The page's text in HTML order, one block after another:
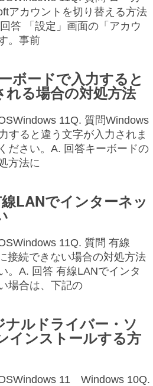
アカウントを切り替える方法
答 「設定」画面の「アカウ
。事前
ボードで入力すると
れる場合の対処方法
11Q. 質問Windows
すると違う文字が入力されま
ださい。A. 回答キーボードの
方法に
LANでインターネッ
11Q. 質問 有線
接続できない場合の対処方法
。A. 回答 有線LANでインタ
場合は、下記の
ルドライバー・ソ
インストールする方
11 Windows 10Q.